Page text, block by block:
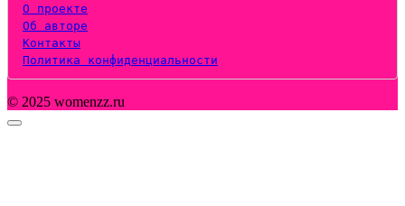
О проекте
Об авторе
Контакты
Политика конфиденциальности
© 2025 womenzz.ru